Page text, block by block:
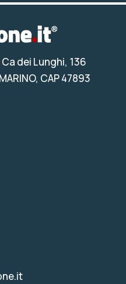
Ca dei Lunghi, 136
CAP 47893